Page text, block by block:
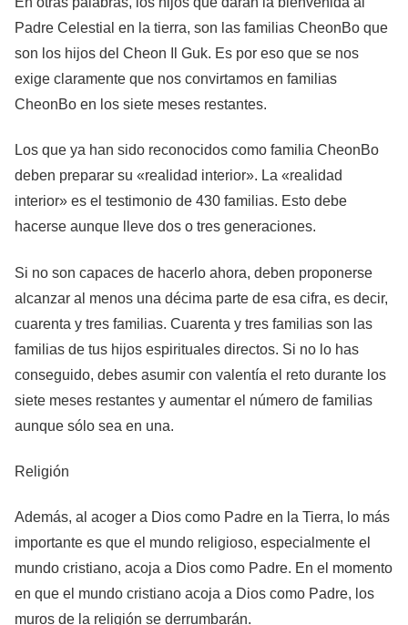
Padre Celestial en la tierra, son las familias CheonBo que
son los hijos del Cheon Il Guk. Es por eso que se nos
exige claramente que nos convirtamos en familias
CheonBo en los siete meses restantes.
Los que ya han sido reconocidos como familia CheonBo
deben preparar su «realidad interior». La «realidad
interior» es el testimonio de 430 familias. Esto debe
hacerse aunque lleve dos o tres generaciones.
Si no son capaces de hacerlo ahora, deben proponerse
alcanzar al menos una décima parte de esa cifra, es decir,
cuarenta y tres familias. Cuarenta y tres familias son las
familias de tus hijos espirituales directos. Si no lo has
conseguido, debes asumir con valentía el reto durante los
siete meses restantes y aumentar el número de familias
aunque sólo sea en una.
Religión
Además, al acoger a Dios como Padre en la Tierra, lo más
importante es que el mundo religioso, especialmente el
mundo cristiano, acoja a Dios como Padre. En el momento
en que el mundo cristiano acoja a Dios como Padre, los
muros de la religión se derrumbarán.